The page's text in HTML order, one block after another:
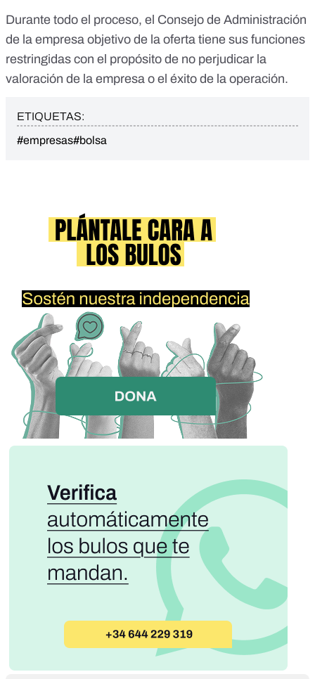
Durante todo el proceso, el Consejo de Administración
de la empresa objetivo de la oferta tiene sus funciones
restringidas con el propósito de no perjudicar la
valoración de la empresa o el éxito de la operación.
ETIQUETAS:
#empresas#bolsa